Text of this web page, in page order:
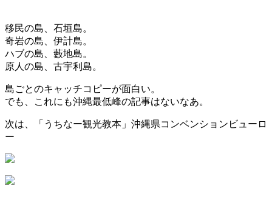
移民の島、石垣島。
奇岩の島、伊計島。
ハブの島、藪地島。
原人の島、古宇利島。
島ごとのキャッチコピーが面白い。
でも、これにも沖縄最低峰の記事はないなあ。
次は、「うちなー観光教本」沖縄県コンベンションビューロ
ー